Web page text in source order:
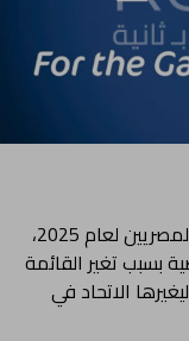
انتهى الجدل حول القائمة الدولية للحكام المصريين لعام 2025،
بسبب تغير القائمة
الاتحاد في